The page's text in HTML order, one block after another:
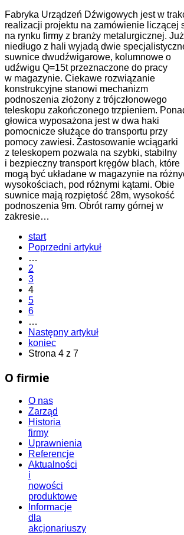
Fabryka Urządzeń Dźwigowych jest w
realizacji projektu na zamówienie liczącej
na rynku firmy z branży metalurgicznej. Już
niedługo z hali wyjadą dwie
suwnice dwudźwigarowe, kolumnowe o
udźwigu Q=15t przeznaczone do pracy
w magazynie. Ciekawe rozwiązanie
konstrukcyjne stanowi mechanizm
podnoszenia złożony z trójczłonowego
teleskopu zakończonego trzpieniem.
głowica wyposażona jest w dwa haki
pomocnicze służące do transportu przy
pomocy zawiesi. Zastosowanie wciągarki
z teleskopem pozwala na szybki, stabilny
i bezpieczny transport kręgów blach, które
mogą być układane w magazynie na
wysokościach, pod różnymi kątami. Obie
suwnice mają rozpiętość 28m, wysokość
podnoszenia 9m. Obrót ramy górnej w
zakresie…
start
Poprzedni artykuł
…
2
3
4
5
6
…
Następny artykuł
koniec
Strona 4 z 7
O firmie
O nas
Zarząd
Historia
firmy
Uprawnienia
Referencje
Aktualności
i
nowości
produktowe
Informacje
dla
akcjonariuszy